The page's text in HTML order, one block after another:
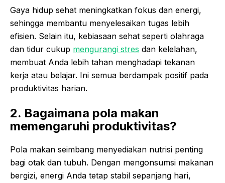
Gaya hidup sehat meningkatkan fokus dan energi,
sehingga membantu menyelesaikan tugas lebih
efisien. Selain itu, kebiasaan sehat seperti olahraga
dan tidur cukup mengurangi stres dan kelelahan,
membuat Anda lebih tahan menghadapi tekanan
kerja atau belajar. Ini semua berdampak positif pada
produktivitas harian.
2. Bagaimana pola makan
memengaruhi produktivitas?
Pola makan seimbang menyediakan nutrisi penting
bagi otak dan tubuh. Dengan mengonsumsi makanan
bergizi, energi Anda tetap stabil sepanjang hari,